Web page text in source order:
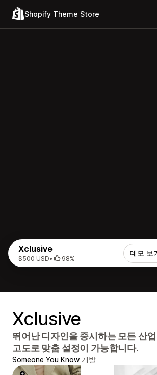
Shopify Theme Store
Xclusive
$500 USD• 98%
데모 보
Xclusive
뛰어난 디자인을 중시하는 모든 산
고도로 맞춤 설정이 가능합니다.
Someone You Know 개발